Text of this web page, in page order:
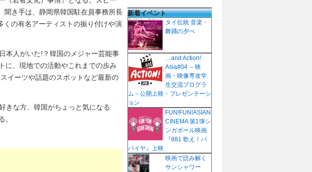
聞き手は、静岡県韓国駐在員事務所長
くの有名アーティストの振り付けや演
本人がいた!？韓国のメジャー芸能事
に、現地での活動やこれまでの歩み
イーツや話題のスポットなど最新の
きな方、韓国がちょっと気になる
。
新着イベント
タイ伝統 音楽・
舞踊の夕べ
…and Action!
Asia#04 －映
画・映像専攻学
生交流プログラ
ム－公開上映・プレゼンテーシ
ョン
FUN!FUN!ASIAN
CINEMA 第1弾シ
ンガポール映画
『881 歌え！パ
パイヤ』上映
映画で読み解く
サンシャワー